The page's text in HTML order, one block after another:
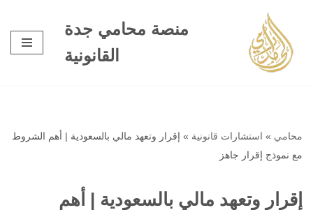
تخطى
إلى
المحتوى
منصة محامي جدة
القانونية
محامي » استشارات قانونية » إقرار وتعهد مالي بالسعودية | أهم الشروط
مع نموذج إقرار جاهز
إقرار وتعهد مالي بالسعودية | أهم